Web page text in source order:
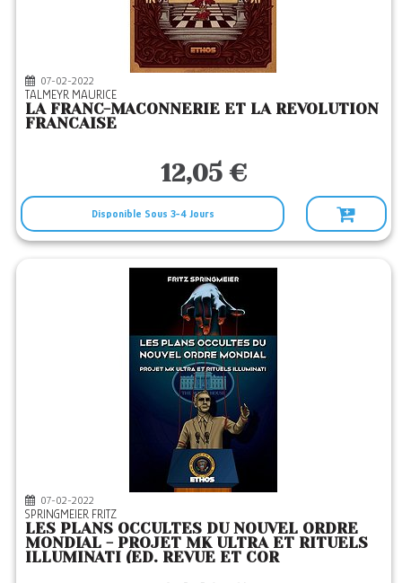
07-02-2022
TALMEYR MAURICE
LA FRANC-MACONNERIE ET LA REVOLUTION
FRANCAISE
12,05 €
Disponible Sous 3-4 Jours
07-02-2022
SPRINGMEIER FRITZ
LES PLANS OCCULTES DU NOUVEL ORDRE
MONDIAL - PROJET MK ULTRA ET RITUELS
ILLUMINATI (ED. REVUE ET COR